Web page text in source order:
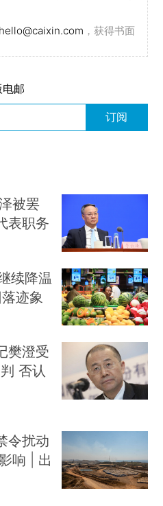
hello@caixin.com ，获得书面
邮
订阅
被罢
表职务
续降温
迹象
樊澄受
否认
令扰动
响 | 出